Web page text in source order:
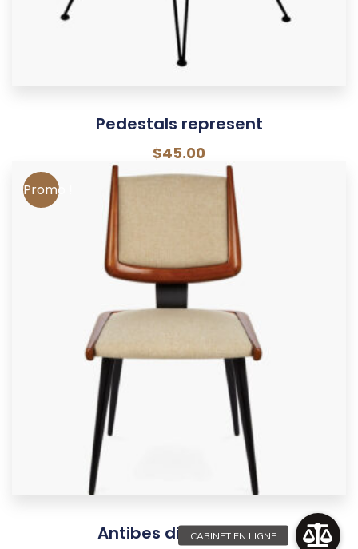
Pedestals represent
$45.00
Promo !
Antibes dining chair